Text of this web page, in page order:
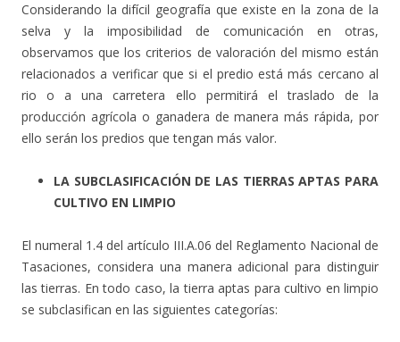
Considerando la difícil geografía que existe en la zona de la
selva y la imposibilidad de comunicación en otras,
observamos que los criterios de valoración del mismo están
relacionados a verificar que si el predio está más cercano al
rio o a una carretera ello permitirá el traslado de la
producción agrícola o ganadera de manera más rápida, por
ello serán los predios que tengan más valor.
LA SUBCLASIFICACIÓN DE LAS TIERRAS APTAS PARA
CULTIVO EN LIMPIO
El numeral 1.4 del artículo III.A.06 del Reglamento Nacional de
Tasaciones, considera una manera adicional para distinguir
las tierras. En todo caso, la tierra aptas para cultivo en limpio
se subclasifican en las siguientes categorías: